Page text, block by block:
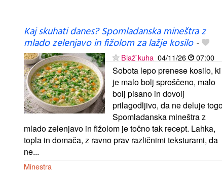
Kaj skuhati danes? Spomladanska mineštra z
mlado zelenjavo in fižolom za lažje kosilo-
Blaž`kuha 04/11/26 07:00
Sobota lepo prenese kosilo, ki
je malo bolj sproščeno, malo
bolj pisano in dovolj
prilagodljivo, da ne deluje
Spomladanska mineštra z
mlado zelenjavo in fižolom je točno tak recept. Lahka,
topla in domača, z ravno prav različnimi teksturami, da
ne...
Minestra